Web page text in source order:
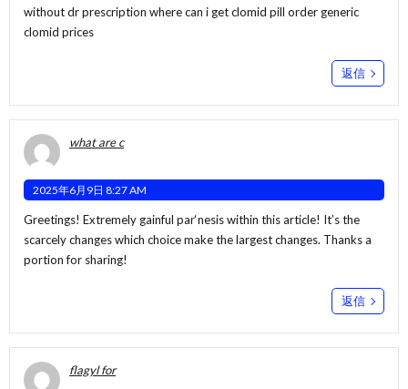
without dr prescription where can i get clomid pill order generic
clomid prices
返信
what are c
2025年6月9日 8:27 AM
Greetings! Extremely gainful par‘nesis within this article! It’s the
scarcely changes which choice make the largest changes. Thanks a
portion for sharing!
返信
flagyl for